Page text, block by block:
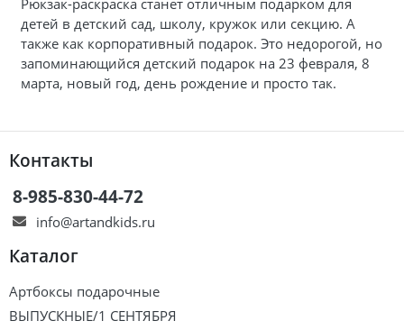
детей в детский сад, школу, кружок или секцию. А
также как корпоративный подарок. Это недорогой, но
запоминающийся детский подарок на 23 февраля, 8
марта, новый год, день рождение и просто так.
Контакты
8-985-830-44-72
info@artandkids.ru
Каталог
Артбоксы подарочные
ВЫПУСКНЫЕ/1 СЕНТЯБРЯ